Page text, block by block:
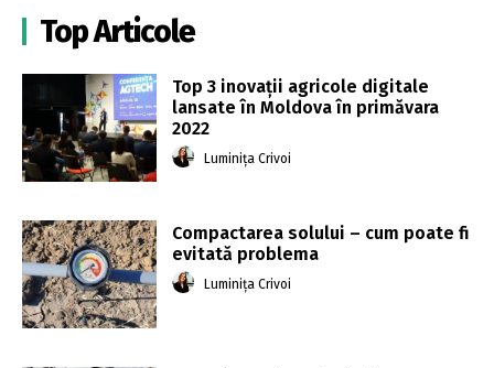
Top Articole
Top 3 inovații agricole digitale
lansate în Moldova în primăvara
2022
Luminița Crivoi
Compactarea solului – cum poate fi
evitată problema
Luminița Crivoi